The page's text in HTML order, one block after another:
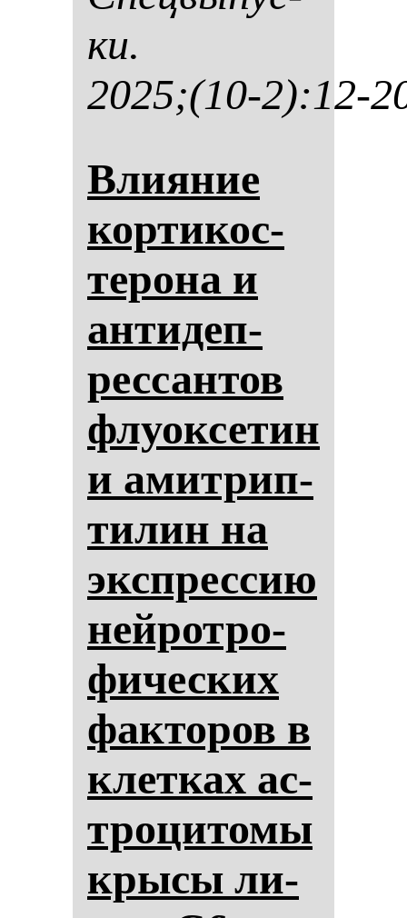
ки.
2025;(10-2):12-
Вли­яние
кор­ти­кос­
те­ро­на и
ан­ти­деп­
рес­сан­тов
флу­ок­се­тин
и амит­рип­
ти­лин на
экспрес­сию
ней­рот­ро­
фи­чес­ких
фак­то­ров в
клет­ках ас­
тро­ци­то­мы
кры­сы ли­